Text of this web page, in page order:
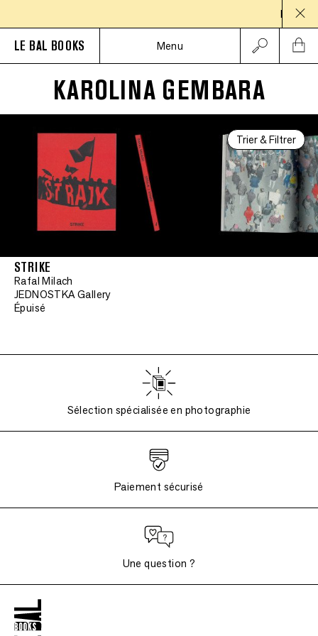
LE BAL BOOKS Menu
KAROLINA GEMBARA
Trier & Filtrer
STRIKE
Rafal Milach
JEDNOSTKA Gallery
Épuisé
Sélection spécialisée en photographie
Paiement sécurisé
Une question ?